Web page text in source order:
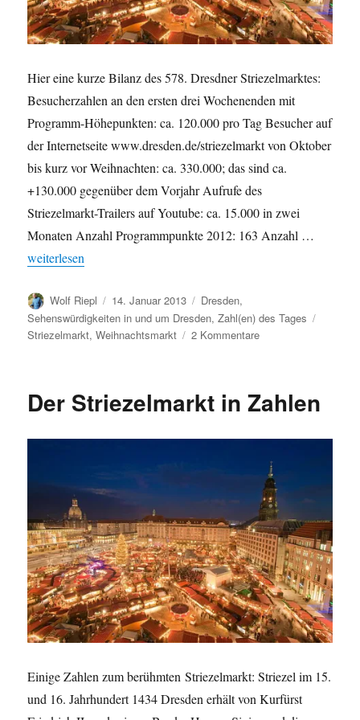
Hier eine kurze Bilanz des 578. Dresdner Striezelmarktes:
Besucherzahlen an den ersten drei Wochenenden mit
Programm-Höhepunkten: ca. 120.000 pro Tag Besucher auf
der Internetseite www.dresden.de/striezelmarkt von Oktober
bis kurz vor Weihnachten: ca. 330.000; das sind ca.
+130.000 gegenüber dem Vorjahr Aufrufe des
Striezelmarkt-Trailers auf Youtube: ca. 15.000 in zwei
Monaten Anzahl Programmpunkte 2012: 163 Anzahl …
„Bilanz des Striezelmarktes 2012“
weiterlesen
Autor
Wolf Riepl
Veröffentlicht
am
14. Januar 2013 Kategorien
Dresden,
Sehenswürdigkeiten in und um Dresden,Zahl(en) des Tages
Striezelmarkt,Weihnachtsmarkt 2 Kommentarezu
2012
Der Striezelmarkt in Zahlen
Einige Zahlen zum berühmten Striezelmarkt: Striezel im 15.
und 16. Jahrhundert 1434 Dresden erhält von Kurfürst